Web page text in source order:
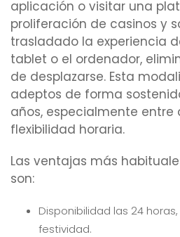
aplicación o visitar una
proliferación de casinos y
trasladado la experiencia
tablet o el ordenador,
de desplazarse. Esta
adeptos de forma
años, especialmente entre
flexibilidad horaria.
Las ventajas más
son:
Disponibilidad las 24
festividad.